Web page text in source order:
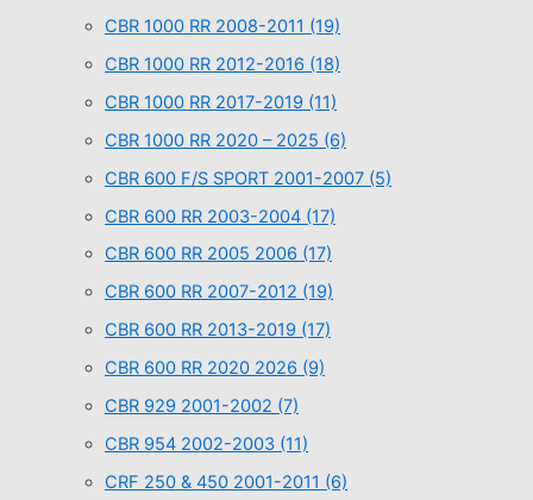
CBR 1000 RR 2008-2011 (19)
CBR 1000 RR 2012-2016 (18)
CBR 1000 RR 2017-2019 (11)
CBR 1000 RR 2020 – 2025 (6)
CBR 600 F/S SPORT 2001-2007 (5)
CBR 600 RR 2003-2004 (17)
CBR 600 RR 2005 2006 (17)
CBR 600 RR 2007-2012 (19)
CBR 600 RR 2013-2019 (17)
CBR 600 RR 2020 2026 (9)
CBR 929 2001-2002 (7)
CBR 954 2002-2003 (11)
CRF 250 & 450 2001-2011 (6)